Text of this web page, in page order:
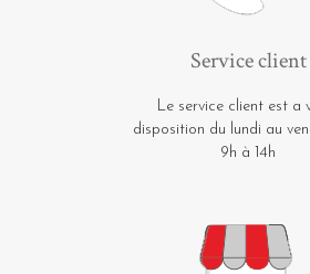
Service client
Le service client est a
disposition du lundi au
9h à 14h